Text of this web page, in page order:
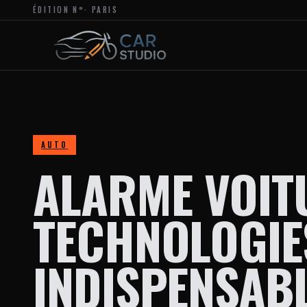
ÉDITION N°
MAGAZINE
DÉDIÉ
L’ACTUALITÉ
LA
ET
AUX
TENDANCES
CRÉATIVES
DANS
L’UNIVERS
VÉHICULES.
LE
PROPOSE
· PARIS
AUTO
ALARME